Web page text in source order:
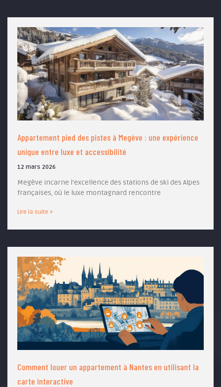
Appartement pied des pistes à Megève : une expérience
unique entre luxe et accessibilité
12 mars 2026
Megève incarne l'excellence des stations de ski des Alpes
françaises, où le luxe montagnard rencontre
Lire la suite »
Comment louer un appartement à Nantes en utilisant la
carte interactive